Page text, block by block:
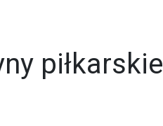
piłkarskie